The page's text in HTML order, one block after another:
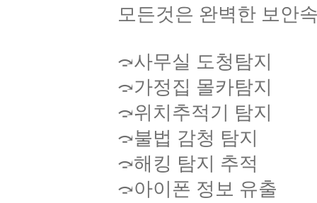
모든것은 완벽한 보안
⤼사무실 도청탐지
⤼가정집 몰카탐지
⤼위치추적기 탐지
⤼불법 감청 탐지
⤼해킹 탐지 추적
⤼아이폰 정보 유출